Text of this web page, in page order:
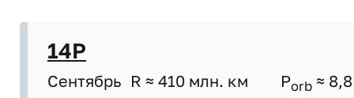
14P
Сентябрь R ≈ 410 млн. км Porb ≈ 8,8